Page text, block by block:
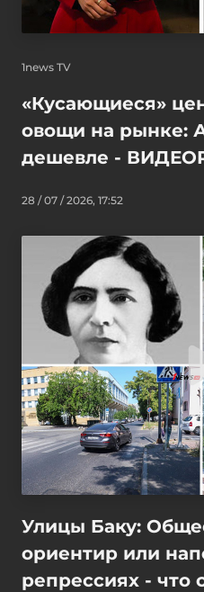
1news TV
«Кусающиеся»
овощи на рынке:
дешевле -
28 / 07 / 2026, 17:52
Улицы Баку:
ориентир или
репрессиях - что